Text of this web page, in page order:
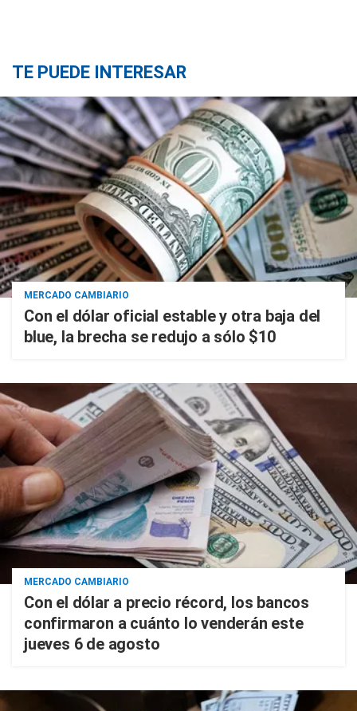
TE PUEDE INTERESAR
MERCADO CAMBIARIO
Con el dólar oficial estable y otra baja del
blue, la brecha se redujo a sólo $10
MERCADO CAMBIARIO
Con el dólar a precio récord, los bancos
confirmaron a cuánto lo venderán este
jueves 6 de agosto